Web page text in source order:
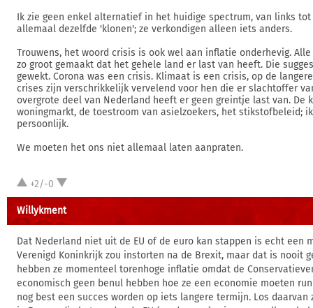
Ik zie geen enkel alternatief in het huidige spectrum, van links
allemaal dezelfde 'klonen'; ze verkondigen alleen iets anders.
Trouwens, het woord crisis is ook wel aan inflatie onderhevig.
zo groot gemaakt dat het gehele land er last van heeft. Die
gewekt. Corona was een crisis. Klimaat is een crisis, op de
crises zijn verschrikkelijk vervelend voor hen die er slachtoffer
overgrote deel van Nederland heeft er geen greintje last van. De
woningmarkt, de toestroom van asielzoekers, het stikstofbeleid;
persoonlijk.
We moeten het ons niet allemaal laten aanpraten.
+2/-0
Willykment
Dat Nederland niet uit de EU of de euro kan stappen is echt een
Verenigd Koninkrijk zou instorten na de Brexit, maar dat is nooit
hebben ze momenteel torenhoge inflatie omdat de
economisch geen benul hebben hoe ze een economie moeten
nog best een succes worden op iets langere termijn. Los